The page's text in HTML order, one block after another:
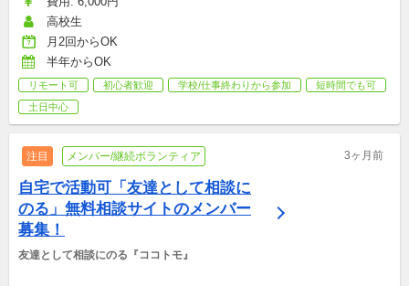
高校生
月2回からOK
半年からOK
リモート可 初心者歓迎 学校/仕事終わりから参加
短時間でも可
土日中心
注目 メンバー/継続ボランティア 3ヶ月前
自宅で活動可「友達として相談に
のる」無料相談サイトのメンバー
募集！
友達として相談にのる『ココトモ』